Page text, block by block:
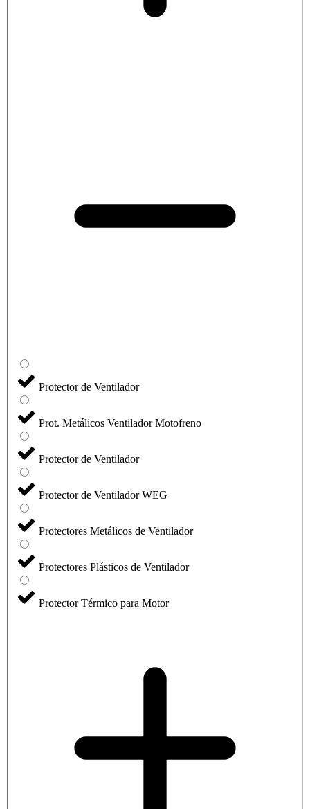
Protector de Ventilador
Prot. Metálicos Ventilador Motofreno
Protector de Ventilador
Protector de Ventilador WEG
Protectores Metálicos de Ventilador
Protectores Plásticos de Ventilador
Protector Térmico para Motor